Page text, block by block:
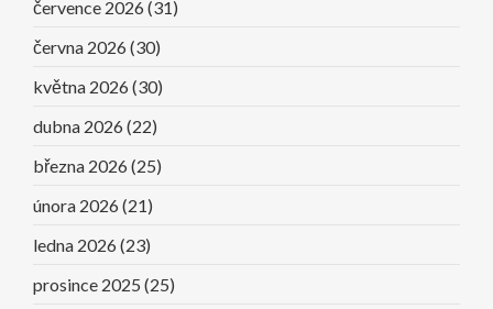
července 2026 (31)
června 2026 (30)
května 2026 (30)
dubna 2026 (22)
března 2026 (25)
února 2026 (21)
ledna 2026 (23)
prosince 2025 (25)